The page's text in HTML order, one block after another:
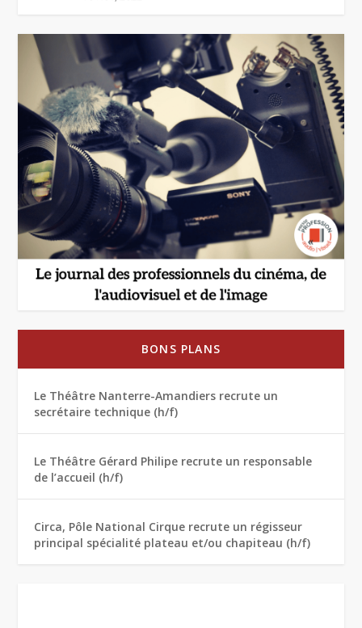
BONS PLANS
Le Théâtre Nanterre-Amandiers recrute un
secrétaire technique (h/f)
Le Théâtre Gérard Philipe recrute un responsable
de l’accueil (h/f)
Circa, Pôle National Cirque recrute un régisseur
principal spécialité plateau et/ou chapiteau (h/f)